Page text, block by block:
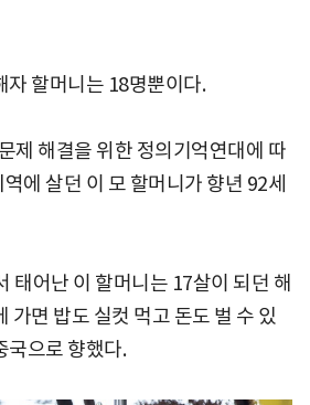
자 할머니는 18명뿐이다.
제 해결을 위한 정의기억연대에 따
에 살던 이 모 할머니가 향년 92세
태어난 이 할머니는 17살이 되던 해
가면 밥도 실컷 먹고 돈도 벌 수 있
국으로 향했다.